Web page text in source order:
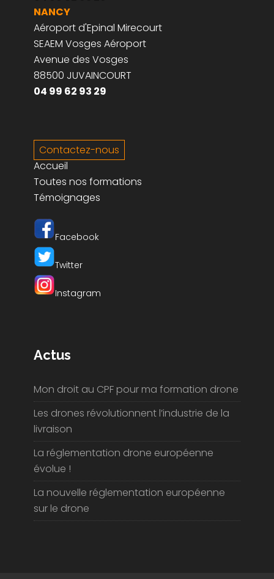
NANCY
Aéroport d'Epinal Mirecourt
SEAEM Vosges Aéroport
Avenue des Vosges
88500 JUVAINCOURT
04 99 62 93 29
Contactez-nous
Accueil
Toutes nos formations
Témoignages
Facebook
Twitter
Instagram
Actus
Mon droit au CPF pour ma formation drone
Les drones révolutionnent l’industrie de la
livraison
La réglementation drone européenne
évolue !
La nouvelle réglementation européenne
sur le drone